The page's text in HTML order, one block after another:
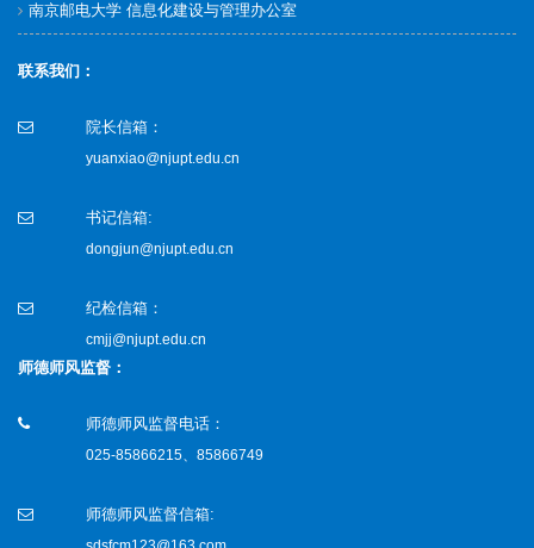
南京邮电大学 信息化建设与管理办公室
联系我们：
院长信箱：
yuanxiao@njupt.edu.cn
书记信箱:
dongjun@njupt.edu.cn
纪检信箱：
cmjj@njupt.edu.cn
师德师风监督：
师德师风监督电话：
025-85866215、85866749
师德师风监督信箱: